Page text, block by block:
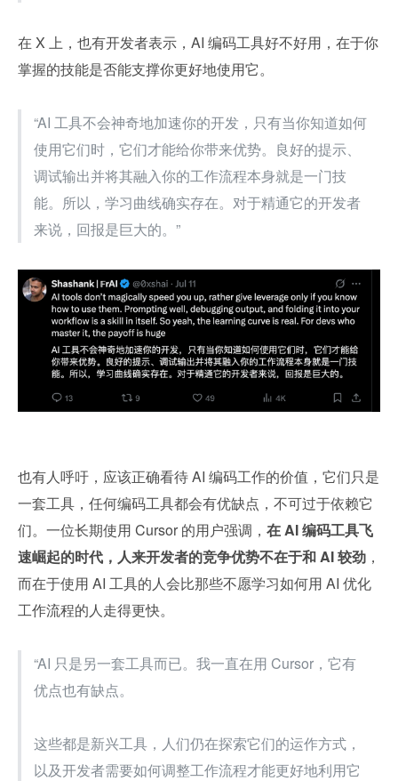
在 X 上，也有开发者表示，AI 编码工具好不好用，在于你
掌握的技能是否能支撑你更好地使用它。
“AI 工具不会神奇地加速你的开发，只有当你知道如何
使用它们时，它们才能给你带来优势。良好的提示、
调试输出并将其融入你的工作流程本身就是一门技
能。所以，学习曲线确实存在。对于精通它的开发者
来说，回报是巨大的。”
也有人呼吁，应该正确看待 AI 编码工作的价值，它们只是
一套工具，任何编码工具都会有优缺点，不可过于依赖它
们。一位长期使用 Cursor 的用户强调， 在 AI 编码工具飞
速崛起的时代，人来开发者的竞争优势不在于和 AI 较劲 ，
而在于使用 AI 工具的人会比那些不愿学习如何用 AI 优化
工作流程的人走得更快。
“AI 只是另一套工具而已。我一直在用 Cursor，它有
优点也有缺点。
这些都是新兴工具，人们仍在探索它们的运作方式，
以及开发者需要如何调整工作流程才能更好地利用它